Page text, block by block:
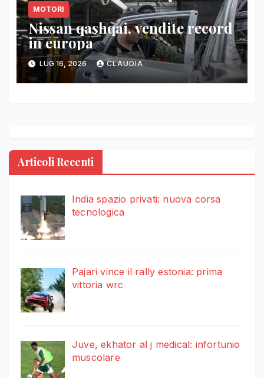
MOTORI
Nissan qashqai, vendite record
in europa
LUG 16, 2026 CLAUDIA
Articoli Recenti
India spazio privati: nuova corsa
tecnologica
Pajari vince il rally estonia: prima
vittoria wrc
Juve, ekhator al j medical: infortunio
muscolare